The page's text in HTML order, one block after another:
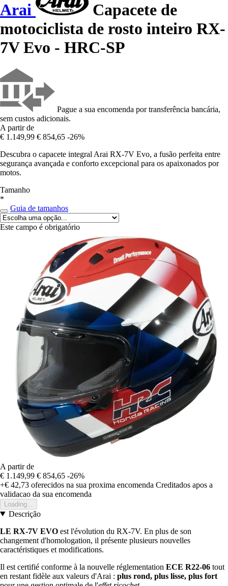
Arai
Capacete de
motociclista de rosto inteiro RX-
7V Evo - HRC-SP
Pague a sua encomenda por transferência bancária,
sem custos adicionais.
A partir de
€ 1.149,99 € 854,65 -26%
Descubra o capacete integral Arai RX-7V Evo, a fusão perfeita entre
segurança avançada e conforto excepcional para os apaixonados por
motos.
Tamanho
*
Guia de tamanhos
Este campo é obrigatório
A partir de
€ 1.149,99 € 854,65 -26%
+€ 42,73 oferecidos na sua proxima encomenda Creditados apos a
validacao da sua encomenda
Loading...
Descrição
LE RX-7V EVO est l'évolution du RX-7V. En plus de son
changement d'homologation, il présente plusieurs nouvelles
caractéristiques et modifications.
Il est certifié conforme à la nouvelle réglementation ECE R22-06 tout
en restant fidèle aux valeurs d'Arai : plus rond, plus lisse, plus fort